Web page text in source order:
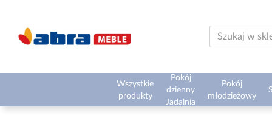
Wszystkie
produkty
Pokój
dzienny
Jadalnia
Pokój
młodzieżowy